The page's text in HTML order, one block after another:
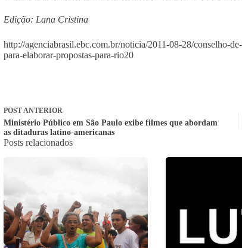
Edição: Lana Cristina
http://agenciabrasil.ebc.com.br/noticia/2011-08-28/conselho-
para-elaborar-propostas-para-rio20
POSTANTERIOR
Ministério Público em São Paulo exibe filmes que abordam
as ditaduras latino-americanas
Posts relacionados